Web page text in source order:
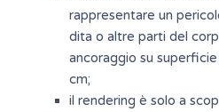
rappresentare un
dita o altre parti del
ancoraggio su
cm;
il rendering è solo a